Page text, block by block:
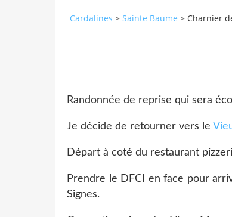
Cardalines > Sainte Baume > Charnier
Randonnée de reprise qui sera
Je décide de retourner vers le
Départ à coté du restaurant
Prendre le DFCI en face pour
Signes.